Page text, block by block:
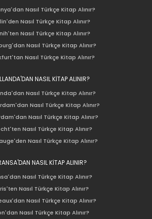
Nasıl Türkçe Kitap Alınır?
Nasıl Türkçe Kitap Alınır?
Nasıl Türkçe Kitap Alınır?
Nasıl Türkçe Kitap Alınır?
Nasıl Türkçe Kitap Alınır?
NASIL KİTAP ALINIR?
Nasıl Türkçe Kitap Alınır?
Nasıl Türkçe Kitap Alınır?
Nasıl Türkçe Kitap Alınır?
Nasıl Türkçe Kitap Alınır?
Nasıl Türkçe Kitap Alınır?
NASIL KİTAP ALINIR?
Nasıl Türkçe Kitap Alınır?
Nasıl Türkçe Kitap Alınır?
Nasıl Türkçe Kitap Alınır?
Nasıl Türkçe Kitap Alınır?